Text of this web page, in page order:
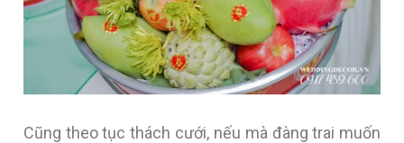
Cũng theo tục thách cưới, nếu mà đàng trai muốn